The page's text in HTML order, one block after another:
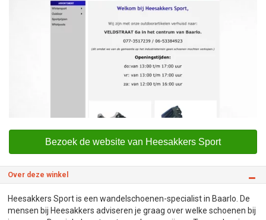
Bezoek de website van Heesakkers Sport
Over deze winkel
Heesakkers Sport is een wandelschoenen-specialist in Baarlo. De
mensen bij Heesakkers adviseren je graag over welke schoenen bij